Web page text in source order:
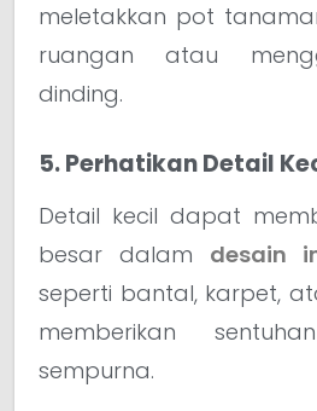
meletakkan pot
ruangan atau
dinding.
5. Perhatikan Detail
Detail kecil dapat
besar dalam desain
seperti bantal, karpet,
memberikan
sempurna.